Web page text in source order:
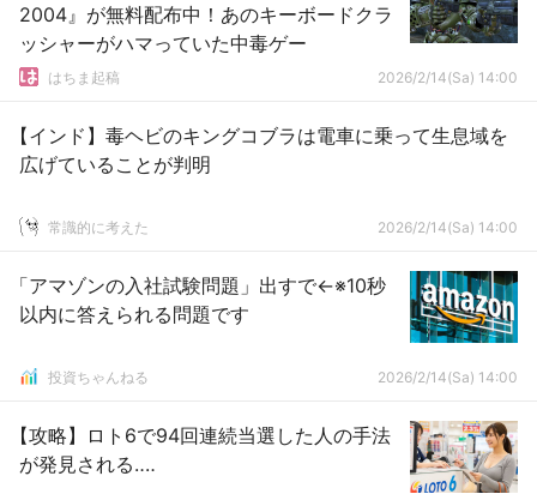
2004』が無料配布中！あのキーボードクラ
ッシャーがハマっていた中毒ゲー
はちま起稿 2026/2/14(Sa) 14:00
【インド】毒ヘビのキングコブラは電車に乗って生息域を
広げていることが判明
常識的に考えた 2026/2/14(Sa) 14:00
「アマゾンの入社試験問題」出すで←※10秒
以内に答えられる問題です
投資ちゃんねる 2026/2/14(Sa) 14:00
【攻略】ロト6で94回連続当選した人の手法
が発見される‥‥